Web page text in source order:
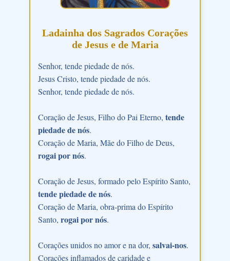
Ladainha dos Sagrados Corações
de Jesus e de Maria
Senhor, tende piedade de nós.
Jesus Cristo, tende piedade de nós.
Senhor, tende piedade de nós.
Coração de Jesus, Filho do Pai Eterno, tende
piedade de nós.
Coração de Maria, Mãe do Filho de Deus,
rogai por nós.
Coração de Jesus, formado pelo Espírito Santo,
tende piedade de nós.
Coração de Maria, obra-prima do Espírito
Santo, rogai por nós.
Corações unidos no amor e na dor, salvai-nos.
Corações inflamados de caridade e